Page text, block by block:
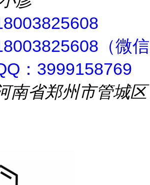
（微信
：3999158769
南省郑州市管城区